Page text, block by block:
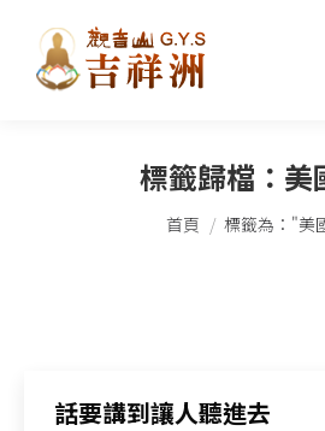
標籤歸檔： 美
您在這裡：
首頁 標籤為："美
話要講到讓人聽進去